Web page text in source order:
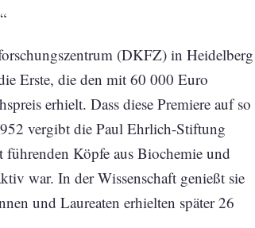
(DKFZ) in Heidelberg
Erste, die den mit 60 000 Euro
erhielt. Dass diese Premiere auf so
vergibt die Paul Ehrlich-Stiftung
Köpfe aus Biochemie und
war. In der Wissenschaft genießt sie
und Laureaten erhielten später 26